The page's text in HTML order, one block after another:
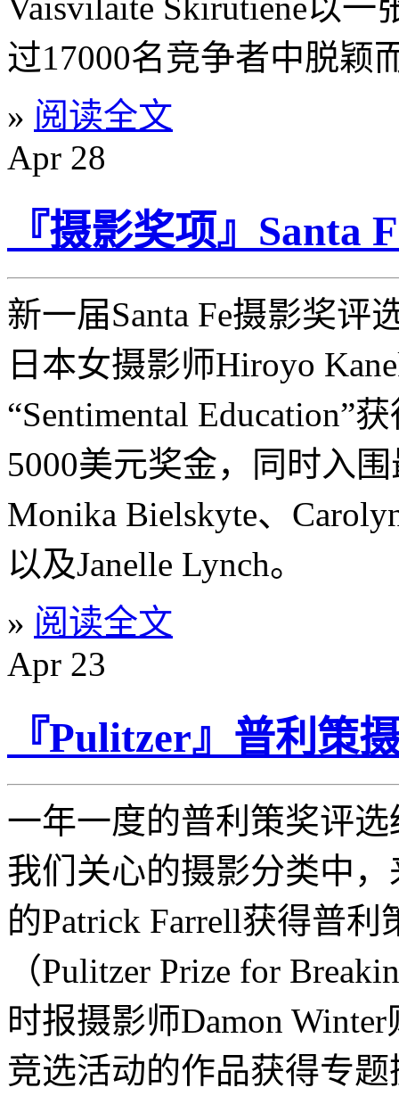
过17000名竞争者中脱颖
» 阅读全文
Apr 28
『摄影奖项』Santa
新一届Santa Fe摄影奖评
日本女摄影师Hiroyo
“Sentimental Education”
5000美元奖金，同时入
Monika Bielskyte、
以及Janelle Lynch。
» 阅读全文
Apr 23
『Pulitzer』普利策
一年一度的普利策奖评
我们关心的摄影分类中
的Patrick Farrell获得普
（Pulitzer Prize for
时报摄影师Damon
竞选活动的作品获得专题